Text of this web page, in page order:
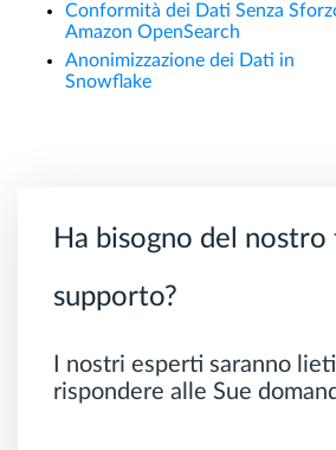
Conformità dei Dati Senza
Amazon OpenSearch
Anonimizzazione dei Dati in
Snowflake
Ha bisogno del nostro
supporto?
I nostri esperti saranno
rispondere alle Sue